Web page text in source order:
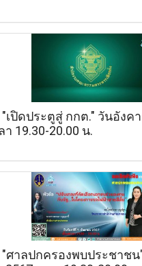
"เปิดประตูสู่ กกต." วันอังค
า 19.30-20.00 น.
"ศาลปกครองพบประชาช